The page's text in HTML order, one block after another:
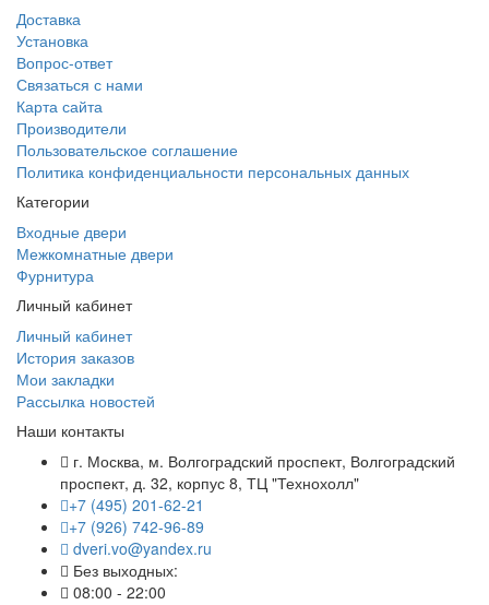
Доставка
Установка
Вопрос-ответ
Связаться с нами
Карта сайта
Производители
Пользовательское соглашение
Политика конфиденциальности персональных данных
Категории
Входные двери
Межкомнатные двери
Фурнитура
Личный кабинет
Личный кабинет
История заказов
Мои закладки
Рассылка новостей
Наши контакты
г. Москва, м. Волгоградский проспект, Волгоградский
проспект, д. 32, корпус 8, ТЦ "Технохолл"
+7 (495) 201-62-21
+7 (926) 742-96-89
dveri.vo@yandex.ru
Без выходных:
08:00 - 22:00